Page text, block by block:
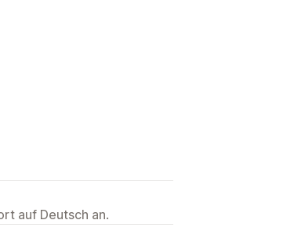
auf Deutsch an.